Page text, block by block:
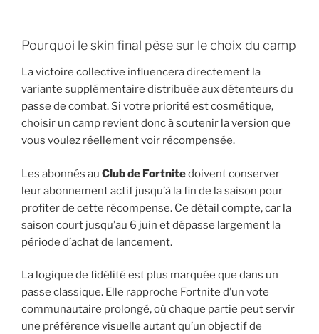
Pourquoi le skin final pèse sur le choix du camp
La victoire collective influencera directement la
variante supplémentaire distribuée aux détenteurs du
passe de combat. Si votre priorité est cosmétique,
choisir un camp revient donc à soutenir la version que
vous voulez réellement voir récompensée.
Les abonnés au Club de Fortnitedoivent conserver
leur abonnement actif jusqu’à la fin de la saison pour
profiter de cette récompense. Ce détail compte, car la
saison court jusqu’au 6 juin et dépasse largement la
période d’achat de lancement.
La logique de fidélité est plus marquée que dans un
passe classique. Elle rapproche Fortnite d’un vote
communautaire prolongé, où chaque partie peut servir
une préférence visuelle autant qu’un objectif de